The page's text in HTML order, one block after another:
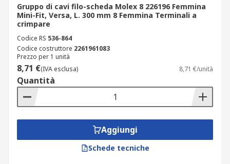
Gruppo di cavi filo-scheda Molex 8 226196 Femmina
Mini-Fit, Versa, L. 300 mm 8 Femmina Terminali a
crimpare
Codice RS 536-864
Codice costruttore 2261961083
Prezzo per 1 unità
8,71 €(IVA esclusa) 8,71 €/unità
Quantità
Aggiungi
Schede tecniche